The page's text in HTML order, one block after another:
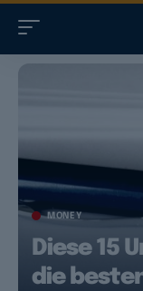
MONEY
Diese 15
die